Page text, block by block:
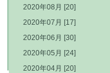
2020年08月 [20]
2020年07月 [17]
2020年06月 [30]
2020年05月 [24]
2020年04月 [20]